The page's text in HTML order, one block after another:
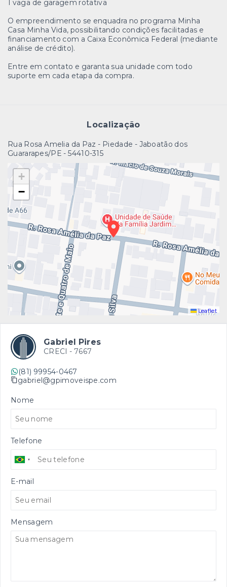
1 vaga de garagem rotativa
O empreendimento se enquadra no programa Minha
Casa Minha Vida, possibilitando condições facilitadas e
financiamento com a Caixa Econômica Federal (mediante
análise de crédito).
Entre em contato e garanta sua unidade com todo
suporte em cada etapa da compra.
Localização
Rua Rosa Amelia da Paz - Piedade - Jaboatão dos
Guararapes/PE - 54410-315
+
−
Leaflet
Gabriel Pires
CRECI - 7667
(81) 99954-0467
gabriel@gpimoveispe.com
Nome
Telefone
E-mail
Mensagem